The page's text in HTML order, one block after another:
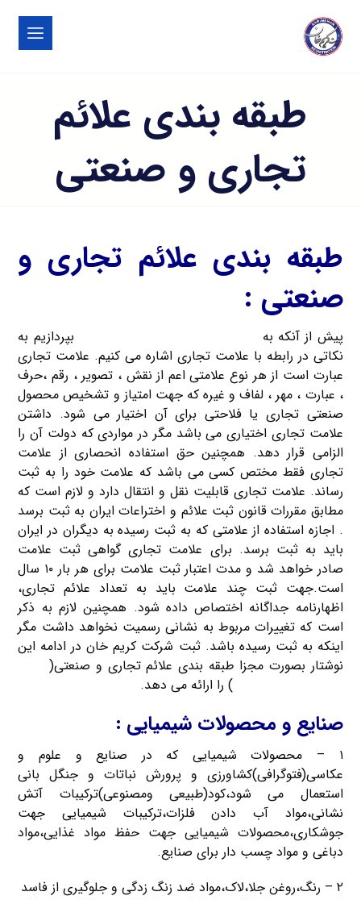
طبقه بندی علائم
تجاری و صنعتی
طبقه بندی علائم تجاری و
صنعتی :
پیش از آنکه به
بپردازیم به
نکاتی در رابطه با علامت تجاری اشاره می کنیم. علامت تجاری
عبارت است از هر نوع علامتی اعم از نقش ، تصوير ، رقم ،حرف
، عبارت ، مهر ، لفاف و غيره كه جهت امتياز و تشخيص محصول
صنعتی تجاری يا فلاحتی برای آن اختيار می شود. داشتن
علامت تجاری اختياری می باشد مگر در مواردی كه دولت آن را
الزامی قرار دهد. همچنین حق استفاده انحصاری از علامت
تجاری فقط مختص كسی می باشد كه علامت خود را به ثبت
رساند. علامت تجاری قابلیت نقل و انتقال دارد و لازم است که
مطابق مقررات قانون ثبت علائم و اختراعات ايران به ثبت برسد
. اجازه استفاده از علامتی که به ثبت رسیده به ديگران در ايران
بايد به ثبت برسد. برای علامت تجاری گواهی ثبت علامت
صادر خواهد شد و مدت اعتبار ثبت علامت برای هر بار ١٠ سال
است.جهت ثبت چند علامت بايد به تعداد علائم تجاری،
اظهارنامه جداگانه اختصاص داده شود. همچنین لازم به ذکر
است که تغييرات مربوط به نشانی رسميت نخواهد داشت مگر
اينكه به ثبت رسيده باشد. ثبت شرکت کریم خان در ادامه این
نوشتار بصورت مجزا طبقه بندی علائم تجاری و صنعتی(لیست
طبقات علامت تجاری) را ارائه می دهد.
صنایع و محصولات شیمیایی :
۱ – محصولات شیمیایی که در صنایع و علوم و
عکاسی(فتوگرافی)کشاورزی و پرورش نباتات و جنگل بانی
استعمال می شود،کود(طبیعی ومصنوعی)ترکیبات آتش
نشانی،مواد آب دادن فلزات،ترکیبات شیمیایی جهت
جوشکاری،محصولات شیمیایی جهت حفظ مواد غذایی،مواد
دباغی و مواد چسب دار برای صنایع.
۲ – رنگ،روغن جلا،لاک،مواد ضد زنگ زدگی و جلوگیری از فاسد